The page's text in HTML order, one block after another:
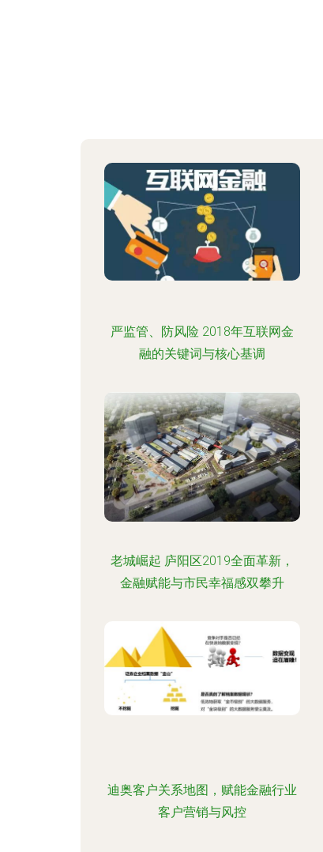
严监管、防风险 2018年互联网金
融的关键词与核心基调
老城崛起 庐阳区2019全面革新，
金融赋能与市民幸福感双攀升
迪奥客户关系地图，赋能金融行业
客户营销与风控